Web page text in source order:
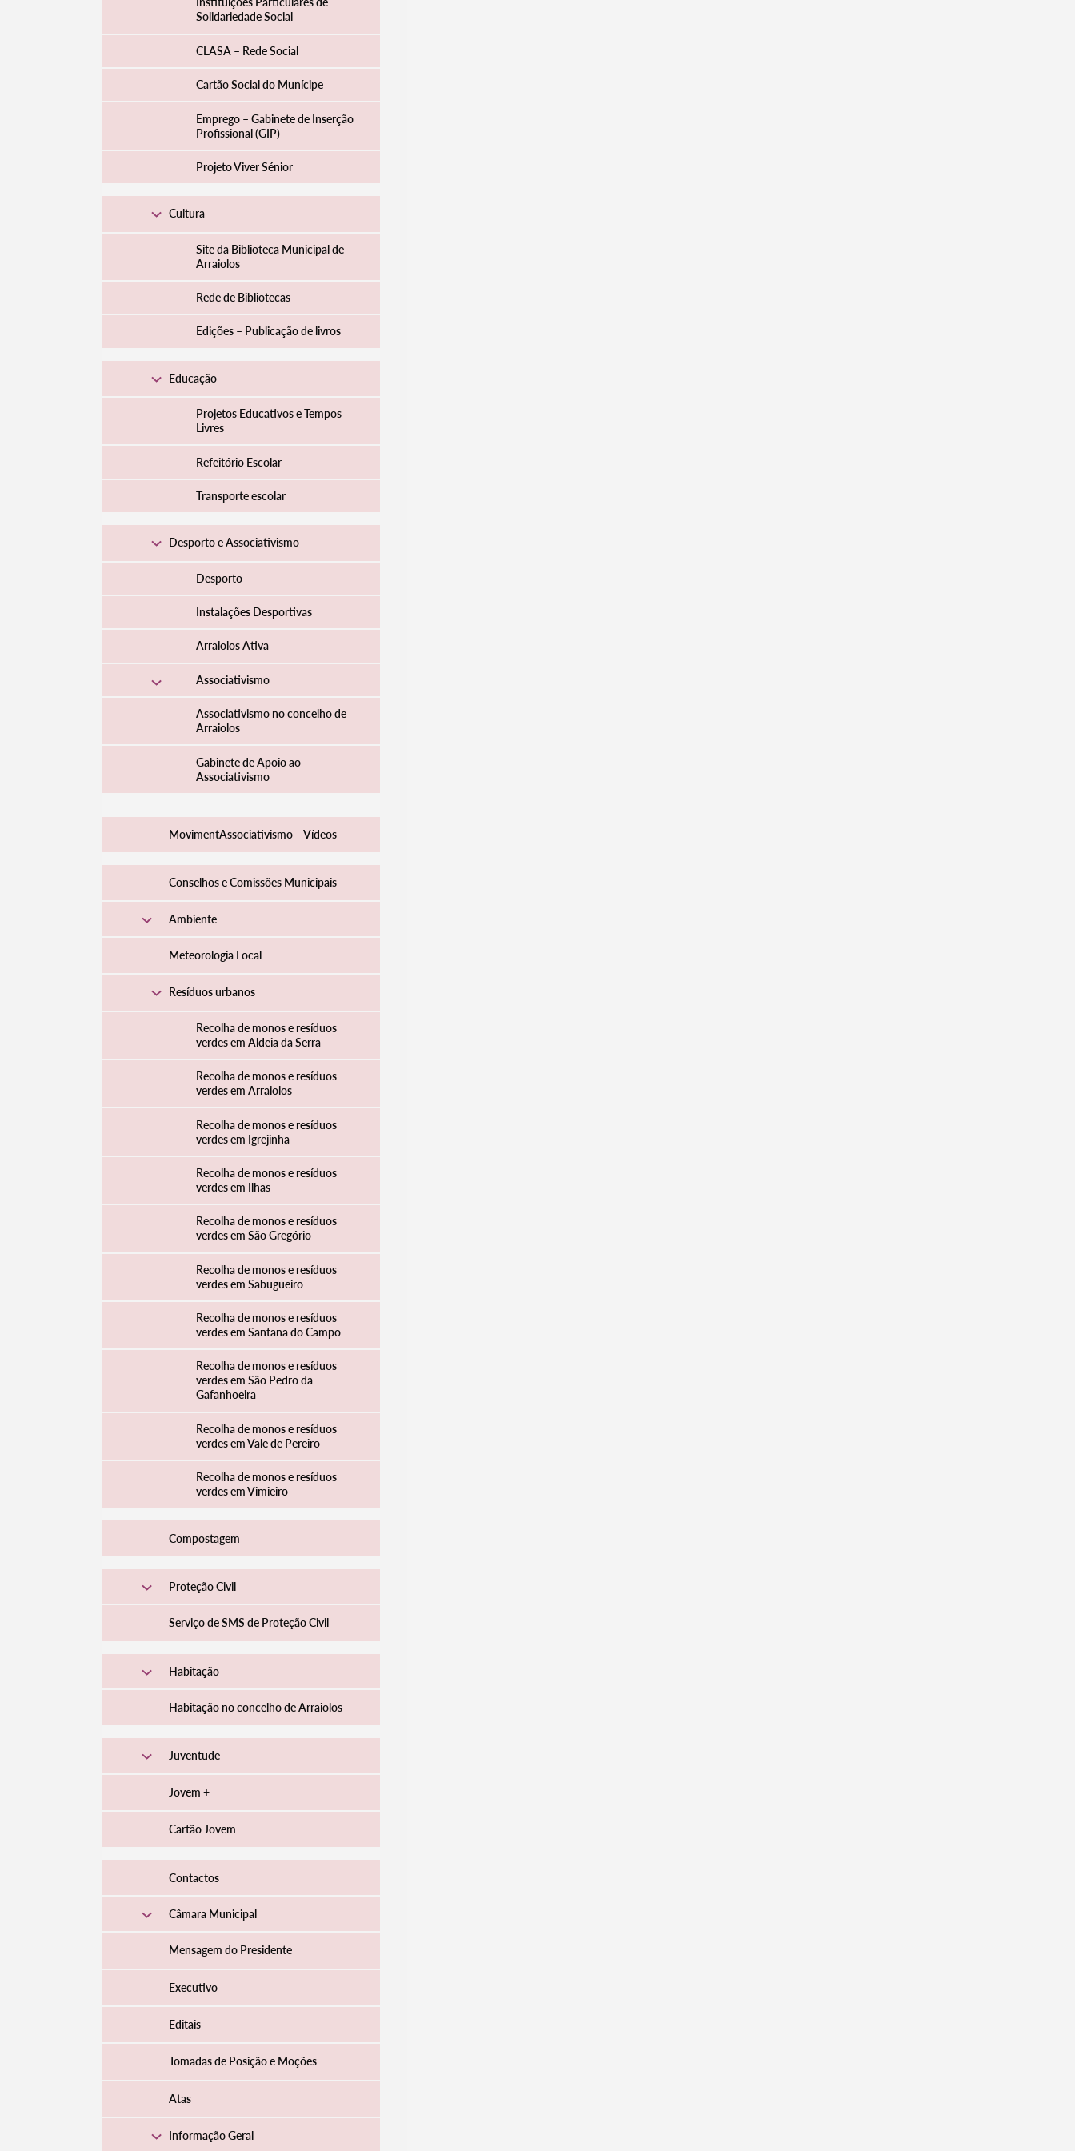
Termo de Pesquisa
Categorias gerais
Filtros
Solidariedade Social
CLASA – Rede Social
Cartão Social do Munícipe
Emprego – Gabinete de Inserção
Profissional (GIP)
Projeto Viver Sénior
Cultura
Site da Biblioteca Municipal de
Arraiolos
Rede de Bibliotecas
Edições – Publicação de livros
Educação
Projetos Educativos e Tempos
Livres
Refeitório Escolar
Transporte escolar
Desporto e Associativismo
Desporto
Instalações Desportivas
Arraiolos Ativa
Associativismo
Associativismo no concelho de
Arraiolos
Gabinete de Apoio ao
Associativismo
MovimentAssociativismo – Vídeos
Conselhos e Comissões Municipais
Ambiente
Meteorologia Local
Resíduos urbanos
Recolha de monos e resíduos
verdes em Aldeia da Serra
Recolha de monos e resíduos
verdes em Arraiolos
Recolha de monos e resíduos
verdes em Igrejinha
Recolha de monos e resíduos
verdes em Ilhas
Recolha de monos e resíduos
verdes em São Gregório
Recolha de monos e resíduos
verdes em Sabugueiro
Recolha de monos e resíduos
verdes em Santana do Campo
Recolha de monos e resíduos
verdes em São Pedro da
Gafanhoeira
Recolha de monos e resíduos
verdes em Vale de Pereiro
Recolha de monos e resíduos
verdes em Vimieiro
Compostagem
Proteção Civil
Serviço de SMS de Proteção Civil
Habitação
Habitação no concelho de Arraiolos
Juventude
Jovem +
Cartão Jovem
Contactos
Câmara Municipal
Mensagem do Presidente
Executivo
Editais
Tomadas de Posição e Moções
Atas
Informação Geral